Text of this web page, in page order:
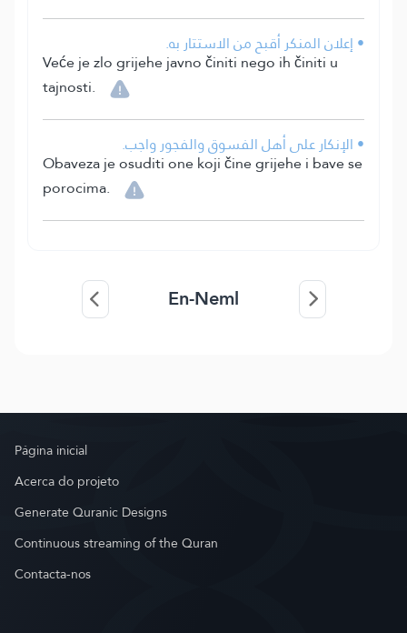
• إعلان المنكر أقبح من الاستتار به.
Veće je zlo grijehe javno činiti nego ih činiti u
tajnosti.
• الإنكار على أهل الفسوق والفجور واجب.
Obaveza je osuditi one koji čine grijehe i bave se
porocima.
En-Neml
Página inicial
Acerca do projeto
Generate Quranic Designs
Continuous streaming of the Quran
Contacta-nos